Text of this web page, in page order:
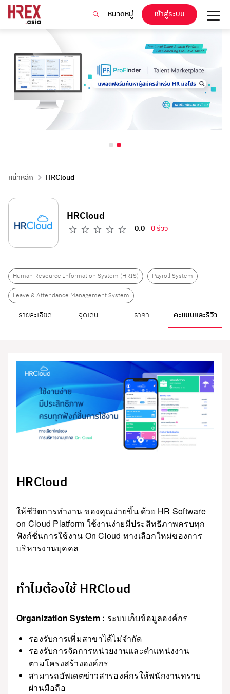
หมวดหมู่ เข้าสู่ระบบ
หน้าหลัก HRCloud
HRCloud
0.0 0 รีวิว
Human Resource Information System (HRIS)
Payroll System
Leave & Attendance Management System
รายละเอียด จุดเด่น ราคา คะแนนและรีวิว
HRCloud
ให้ชีวิตการทำงาน ของคุณง่ายขึ้น ด้วย HR Software
on Cloud Platform ใช้งานง่ายมีประสิทธิภาพครบทุก
ฟังก์ชั่นการใช้งาน On Cloud ทางเลือกใหม่ของการ
บริหารงานบุคคล
ทำไมต้องใช้ HRCloud
Organization System : ระบบเก็บข้อมูลองค์กร
รองรับการเพิ่มสาขาได้ไม่จำกัด
รองรับการจัดการหน่วยงานและตำแหน่งงาน
ตามโครงสร้างองค์กร
สามารถอัพเดตข่าวสารองค์กรให้พนักงานทราบ
ผ่านมือถือ